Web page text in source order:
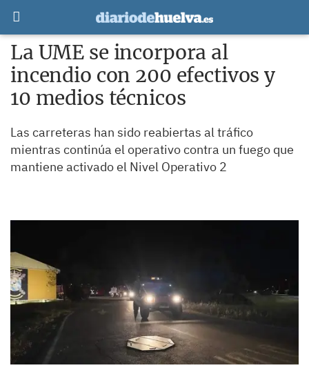
La UME se incorpora al
incendio con 200 efectivos y
10 medios técnicos
Las carreteras han sido reabiertas al tráfico
mientras continúa el operativo contra un fuego que
mantiene activado el Nivel Operativo 2